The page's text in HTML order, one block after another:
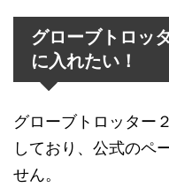
グローブトロッ
に入れたい！
グローブトロッター
しており、公式のペ
せん。